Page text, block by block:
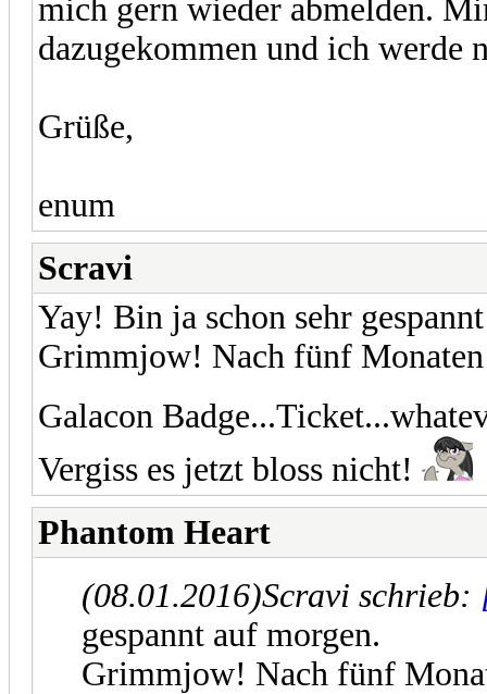
mich gern wieder abmelden.
dazugekommen und ich werde
Grüße,
enum
Scravi
Yay! Bin ja schon sehr
Grimmjow! Nach fünf
Galacon
Vergiss es jetzt bloss nicht!
Phantom Heart
(08.01.2016)Scravi schrieb:
gespannt auf morgen.
Grimmjow! Nach fünf